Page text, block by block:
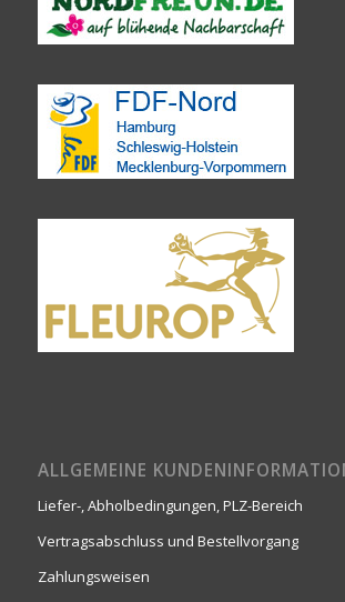
ALLGEMEINE
Liefer-, Abholbedingungen, PLZ-Bereich
Vertragsabschluss und Bestellvorgang
Zahlungsweisen